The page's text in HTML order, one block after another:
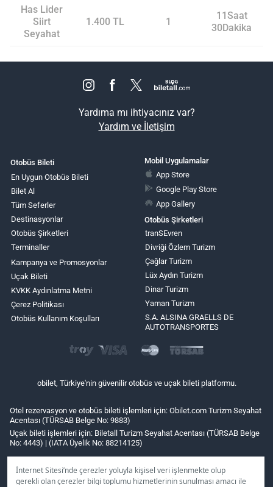
İnternet Sitesi’nde çerezler yoluyla kişisel veri işlenmekte olup
gerekli olan çerezler bilgi toplumu hizmetlerinin sunulması amacı ile
Has Lider
Siirt
Seyahat
1.400 TL 1
11Saat
30Dakika
Yardıma mı ihtiyacınız var?
Yardım ve İletişim
Otobüs Bileti
En Uygun Otobüs Bileti
Bilet Al
Tüm Seferler
Destinasyonlar
Otobüs Şirketleri
Terminaller
Kampanya ve Promosyonlar
Uçak Bileti
KVKK Aydınlatma Metni
Çerez Politikası
Otobüs Kullanım Koşulları
Mobil Uygulamalar
App Store
Google Play Store
App Gallery
Otobüs Şirketleri
tranSEvren
Divriği Özlem Turizm
Çağlar Turizm
Lüx Aydın Turizm
Dinar Turizm
Yaman Turizm
S.A. ALSINA GRAELLS DE
AUTOTRANSPORTES
obilet, Türkiye'nin güvenilir otobüs ve uçak bileti platformu.
Otel rezervasyon ve otobüs bileti işlemleri için: Obilet.com Turizm Seyahat
Acentası (TÜRSAB Belge No: 9883)
Uçak bileti işlemleri için: Biletall Turizm Seyahat Acentası (TÜRSAB Belge
No: 4443) | (IATA Üyelik No: 88214125)